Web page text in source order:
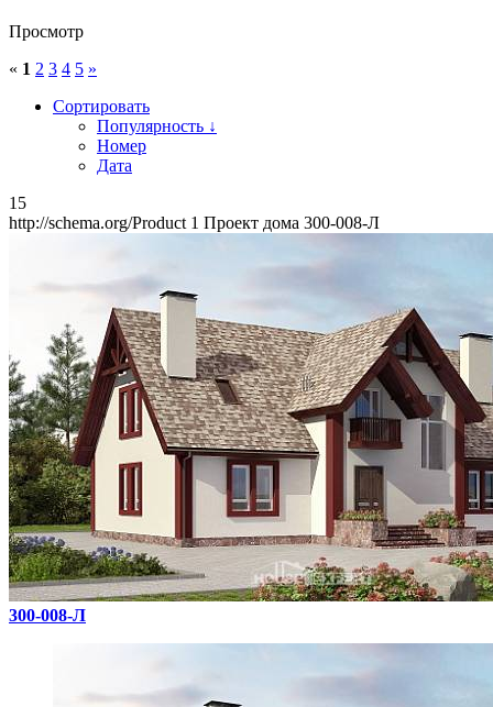
Просмотр
« 1 2 3 4 5 »
Сортировать
Популярность ↓
Номер
Дата
15
http://schema.org/Product 1 Проект дома 300-008-Л
300-008-Л